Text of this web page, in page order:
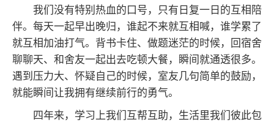
我们没有特别热血的口号，只有日复一日的互相陪
伴。每天一起早出晚归，谁起不来就互相喊，谁学累了
就互相加油打气。背书卡住、做题迷茫的时候，回宿舍
聊聊天、和舍友一起出去吃顿大餐，瞬间就通透很多。
遇到压力大、怀疑自己的时候，室友几句简单的鼓励，
就能瞬间让我拥有继续前行的勇气。
四年来，学习上我们互帮互助，生活里我们彼此包